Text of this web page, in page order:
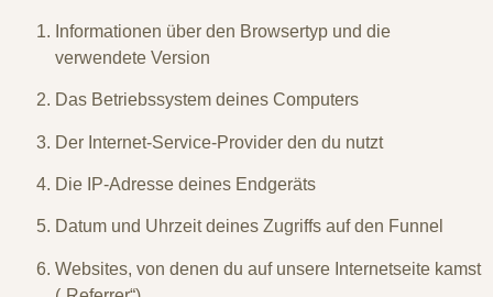
Informationen über den Browsertyp und die
verwendete Version
Das Betriebssystem deines Computers
Der Internet-Service-Provider den du nutzt
Die IP-Adresse deines Endgeräts
Datum und Uhrzeit deines Zugriffs auf den Funnel
Websites, von denen du auf unsere Internetseite kamst